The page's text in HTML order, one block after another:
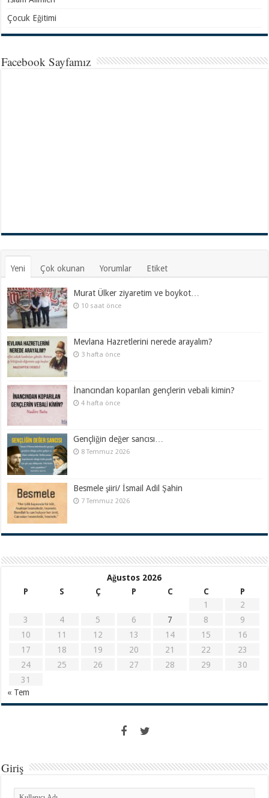
Çocuk Eğitimi
Facebook Sayfamız
Yeni Çok okunan Yorumlar Etiket
Murat Ülker ziyaretim ve boykot…
10 saat önce
Mevlana Hazretlerini nerede arayalım?
3 hafta önce
İnancından koparılan gençlerin vebali kimin?
4 hafta önce
Gençliğin değer sancısı…
8 Temmuz 2026
Besmele şiiri/ İsmail Adil Şahin
7 Temmuz 2026
Ağustos 2026
P
S Ç P C C
P
1
2
3
4 5 6 7 8
9
10
11 12 13 14 15
16
17
18 19 20 21 22
23
24
25 26 27 28 29
30
31
« Tem
Giriş